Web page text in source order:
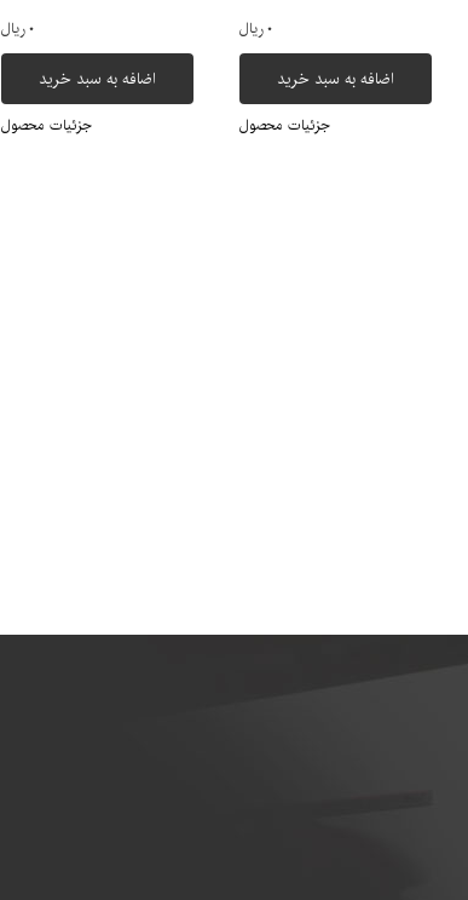
۰ ریال
اضافه به سبد خرید
جزئیات محصول
۰ ریال
اضافه به سبد خرید
جزئیات محصول